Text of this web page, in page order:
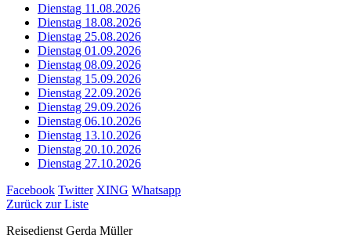
Dienstag 11.08.2026
Dienstag 18.08.2026
Dienstag 25.08.2026
Dienstag 01.09.2026
Dienstag 08.09.2026
Dienstag 15.09.2026
Dienstag 22.09.2026
Dienstag 29.09.2026
Dienstag 06.10.2026
Dienstag 13.10.2026
Dienstag 20.10.2026
Dienstag 27.10.2026
Facebook Twitter XING Whatsapp
Zurück zur Liste
Reisedienst Gerda Müller